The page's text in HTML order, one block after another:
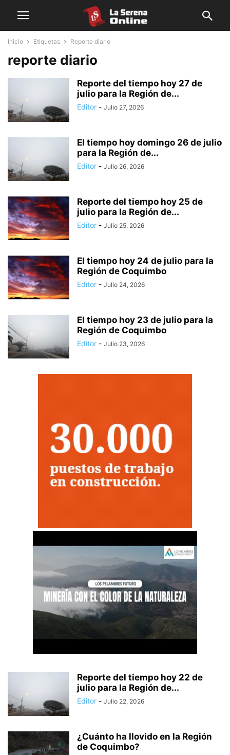
Inicio Etiquetas Reporte diario
reporte diario
Reporte del tiempo hoy 27 de
julio para la Región de...
Editor - Julio 27, 2026
El tiempo hoy domingo 26 de julio
para la Región de...
Editor - Julio 26, 2026
Reporte del tiempo hoy 25 de
julio para la Región de...
Editor - Julio 25, 2026
El tiempo hoy 24 de julio para la
Región de Coquimbo
Editor - Julio 24, 2026
El tiempo hoy 23 de julio para la
Región de Coquimbo
Editor - Julio 23, 2026
Reporte del tiempo hoy 22 de
julio para la Región de...
Editor - Julio 22, 2026
¿Cuánto ha llovido en la Región
de Coquimbo?